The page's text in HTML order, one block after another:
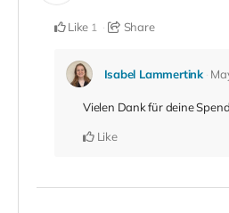
Like 1 Share
Isabel Lammertink
Vielen Dank für deine
Like